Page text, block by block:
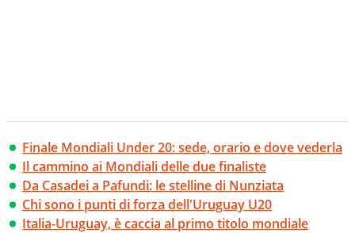
Finale Mondiali Under 20: sede, orario e dove vederla
Il cammino ai Mondiali delle due finaliste
Da Casadei a Pafundi: le stelline di Nunziata
Chi sono i punti di forza dell'Uruguay U20
Italia-Uruguay, è caccia al primo titolo mondiale